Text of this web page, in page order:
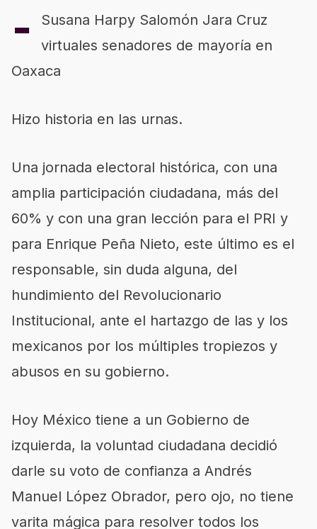
-
Susana Harpy Salomón Jara Cruz
virtuales senadores de mayoría en
Oaxaca
Hizo historia en las urnas.
Una jornada electoral histórica, con una
amplia participación ciudadana, más del
60% y con una gran lección para el PRI y
para Enrique Peña Nieto, este último es el
responsable, sin duda alguna, del
hundimiento del Revolucionario
Institucional, ante el hartazgo de las y los
mexicanos por los múltiples tropiezos y
abusos en su gobierno.
Hoy México tiene a un Gobierno de
izquierda, la voluntad ciudadana decidió
darle su voto de confianza a Andrés
Manuel López Obrador, pero ojo, no tiene
varita mágica para resolver todos los